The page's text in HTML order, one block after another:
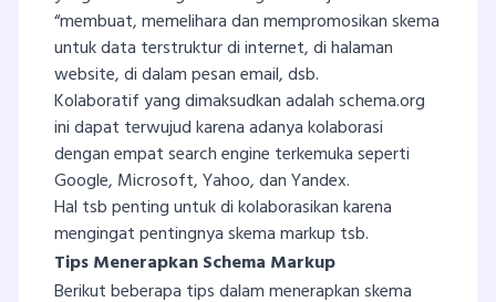
“membuat, memelihara dan mempromosikan skema
untuk data terstruktur di internet, di halaman
website, di dalam pesan email, dsb.
Kolaboratif yang dimaksudkan adalah schema.org
ini dapat terwujud karena adanya kolaborasi
dengan empat search engine terkemuka seperti
Google, Microsoft, Yahoo, dan Yandex.
Hal tsb penting untuk di kolaborasikan karena
mengingat pentingnya skema markup tsb.
Tips Menerapkan Schema Markup
Berikut beberapa tips dalam menerapkan skema